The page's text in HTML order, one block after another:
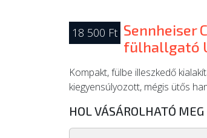
18 500 Ft Sennheiser
fülhallgató
Kompakt, fülbe illeszkedő
kiegyensúlyozott, mégis ütős
HOL VÁSÁROLHATÓ MEG